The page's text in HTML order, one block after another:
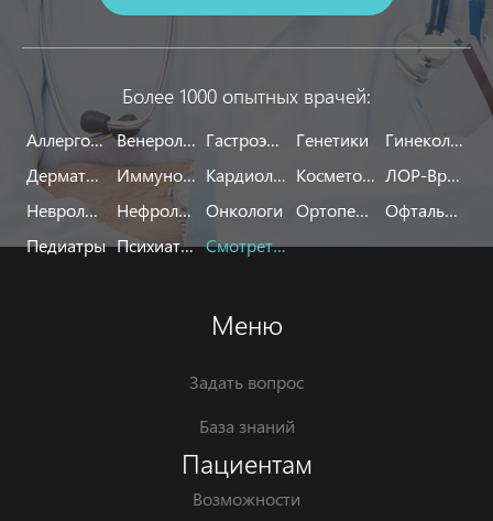
Более 1000 опытных врачей:
Аллергологи Венерологи Гастроэнтерологи Генетики
Гинекологи
Дерматологи
Иммунологи Кардиологи Косметологи
ЛОР-Врачи
Неврологи
Нефрологи Онкологи Ортопеды
Офтальмологи
Педиатры
Психиатры Смотреть все
Меню
Задать вопрос
База знаний
Пациентам
Возможности